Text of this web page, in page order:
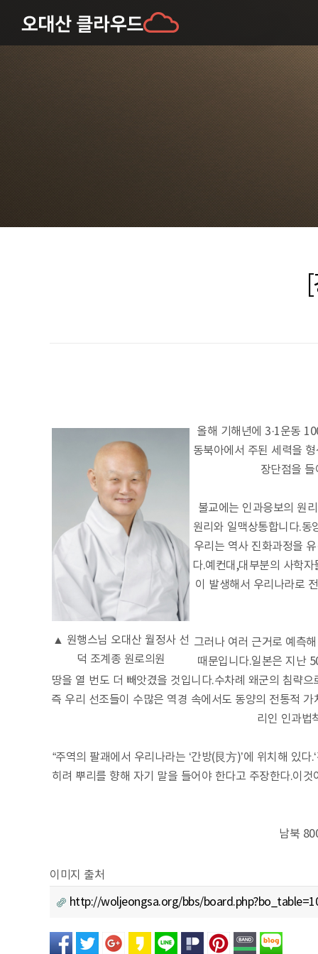
▲ 원행스님 오대산 월정사 선
덕 조계종 원로의원
올해 기해년에 3·1운동
동북아에서 주된 세력을
장단점을
불교에는 인과응보의 원
원리와 일맥상통합니다.동
우리는 역사 진화과정을
다.예컨대,대부분의 사학
이 발생해서 우리나라로
그러나 여러 근거로 예측
때문입니다.일본은 지난
땅을 열 번도 더 빼앗겼을 것입니다.수차례 왜군의 침략
즉 우리 선조들이 수많은 역경 속에서도 동양의 전통적
리인 인과법
“주역의 팔괘에서 우리나라는 ‘간방(艮方)’에 위치해 있
히려 뿌리를 향해 자기 말을 들어야 한다고 주장한다.이
남북
이미지 출처
http://woljeongsa.org/bbs/